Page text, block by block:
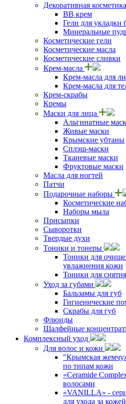
Декоративная косметика
ВВ крем
Гели для укладки
Минеральные
Косметические гели
Косметические масла
Косметические сливки
Крем-масла
Крем-масла для
Крем-масла для
Крем-скрабы
Кремы
Маски для лица
Альгинатные
Живые маски
Крымские убтаны
Сплэш-маски
Тканевые маски
Фруктовые маски
Масла для ногтей
Патчи
Подарочные наборы
Косметические
Наборы мыла
Присыпки
Сыворотки
Твердые духи
Тоники и тонеры
Тоники для
увлажнения кожи
Тоники для
Уход за губами
Бальзамы для губ
Гигиенические
Скрабы для губ
Флюиды
Шалфейные
Комплексный уход
Для волос и кожи
"Крымская
по типам кожи
«Ceramide
волосами
«VANILLA» -
для ухода за